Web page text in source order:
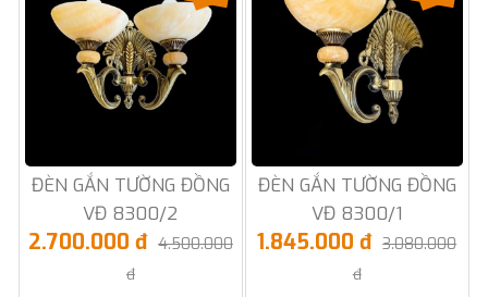
ĐÈN GẮN TƯỜNG ĐỒNG
VĐ 8300/2
2.700.000 đ 4.500.000
đ
ĐÈN GẮN TƯỜNG ĐỒNG
VĐ 8300/1
1.845.000 đ 3.080.000
đ